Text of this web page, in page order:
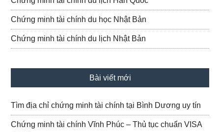
Chứng minh tài chính du học Nhật Bản
Chứng minh tài chính du lịch Nhật Bản
Bài viết mới
Tìm địa chỉ chứng minh tài chính tại Bình Dương uy tín
Chứng minh tài chính Vĩnh Phúc – Thủ tục chuẩn VISA